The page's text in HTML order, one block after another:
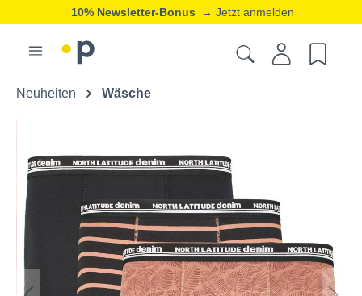
10% Newsletter-Bonus → Jetzt anmelden
Neuheiten Wäsche